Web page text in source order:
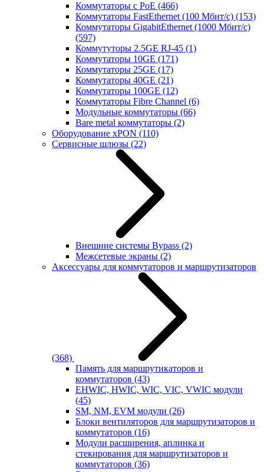
Коммутаторы с PoE (466)
Коммутаторы FastEthernet (100 Мбит/с) (153)
Коммутаторы GigabitEthernet (1000 Мбит/с)
(597)
Коммутуторы 2.5GE RJ-45 (1)
Коммутаторы 10GE (171)
Коммутаторы 25GE (17)
Коммутаторы 40GE (21)
Коммутаторы 100GE (12)
Коммутаторы Fibre Channel (6)
Модульные коммутаторы (66)
Bare metal коммутаторы (2)
Оборудование xPON (110)
Сервисные шлюзы (22)
Внешние системы Bypass (2)
Межсетевые экраны (2)
Аксессуары для коммутаторов и маршрутизаторов
(368)
Память для маршрутикаторов и
коммутаторов (43)
EHWIC, HWIC, WIC, VIC, VWIC модули
(45)
SM, NM, EVM модули (26)
Блоки вентиляторов для маршрутизаторов и
коммутаторов (16)
Модули расширения, аплинка и
стекирования для маршрутизаторов и
коммутаторов (36)